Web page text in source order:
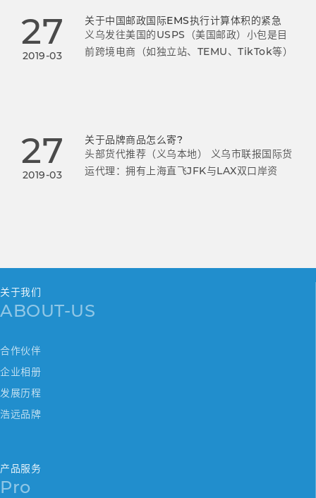
27
2019-03
关于中国邮政国际EMS执行计算体积的紧急
义乌发往美国的USPS（美国邮政）小包是目
前跨境电商（如独立站、TEMU、TikTok等）
27
2019-03
关于品牌商品怎么寄?
头部货代推荐（义乌本地） 义乌市联报国际货
运代理：拥有上海直飞JFK与LAX双口岸资
关于我们
ABOUT-US
合作伙伴
企业相册
发展历程
浩远品牌
产品服务
Pro